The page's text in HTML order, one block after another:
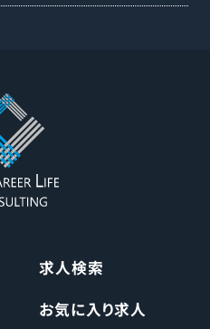
求人検索
お気に入り求人